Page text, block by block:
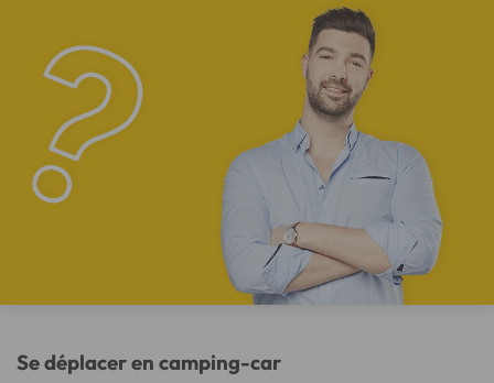
Se déplacer en camping-car